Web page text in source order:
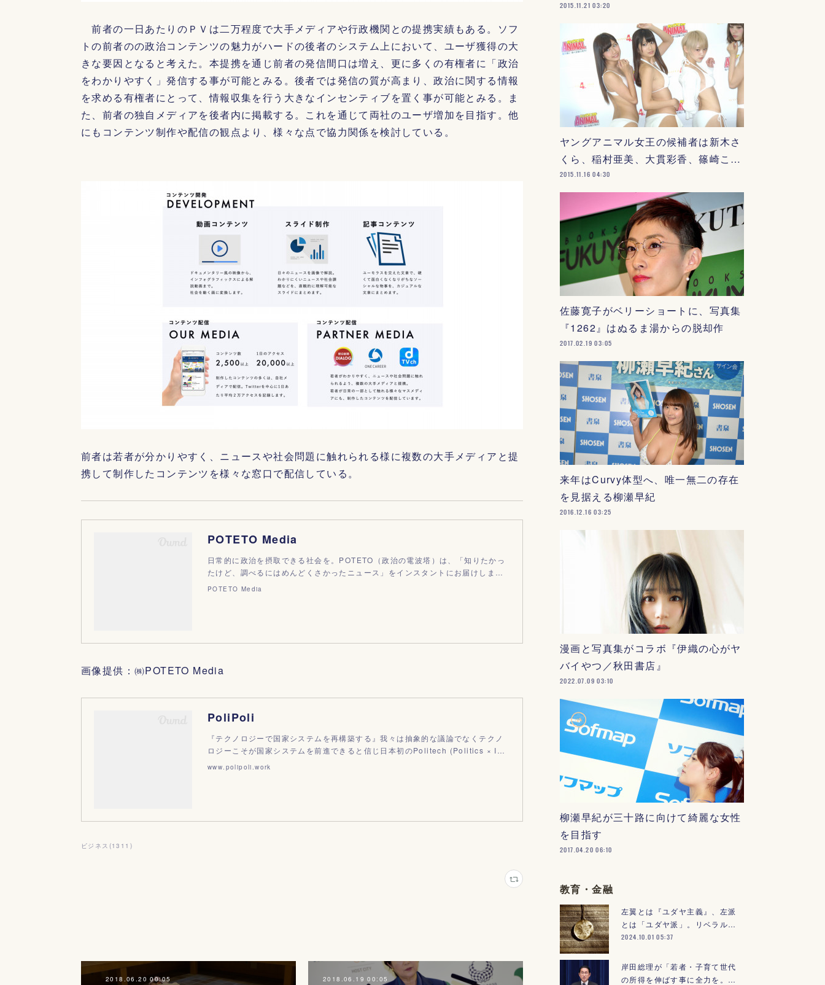
前者の一日あたりのＰＶは二万程度で大手メディアや行政機関との提携実績もある。ソフ
トの前者のの政治コンテンツの魅力がハードの後者のシステム上において、ユーザ獲得の大
きな要因となると考えた。本提携を通じ前者の発信間口は増え、更に多くの有権者に「政治
をわかりやすく」発信する事が可能とみる。後者では発信の質が高まり、政治に関する情報
を求める有権者にとって、情報収集を行う大きなインセンティブを置く事が可能とみる。ま
た、前者の独自メディアを後者内に掲載する。これを通じて両社のユーザ増加を目指す。他
にもコンテンツ制作や配信の観点より、様々な点で協力関係を検討している。
前者は若者が分かりやすく、ニュースや社会問題に触れられる様に複数の大手メディアと提
携して制作したコンテンツを様々な窓口で配信している。
POTETO Media
日常的に政治を摂取できる社会を。POTETO（政治の電波塔）は、「知りたかっ
たけど、調べるにはめんどくさかったニュース」をインスタントにお届けしま…
POTETO Media
画像提供：㈱POTETO Media
PoliPoli
『テクノロジーで国家システムを再構築する』我々は抽象的な議論でなくテクノ
ロジーこそが国家システムを前進できると信じ日本初のPolitech (Politics × I…
www.polipoli.work
ビジネス (1311 )
2018.06.20 00:05 2018.06.19 00:05
2015.11.21 03:20
ヤングアニマル女王の候補者は新木さ
くら、稲村亜美、大貫彩香、篠崎こ…
2015.11.16 04:30
佐藤寛子がベリーショートに、写真集
『1262』はぬるま湯からの脱却作
2017.02.19 03:05
来年はCurvy体型へ、唯一無二の存在
を見据える柳瀬早紀
2016.12.16 03:25
漫画と写真集がコラボ『伊織の心がヤ
バイやつ／秋田書店』
2022.07.09 03:10
柳瀬早紀が三十路に向けて綺麗な女性
を目指す
2017.04.20 06:10
教育・金融
左翼とは『ユダヤ主義』、左派
とは「ユダヤ派」。リベラル…
2024.10.01 05:37
岸田総理が「若者・子育て世代
の所得を伸ばす事に全力を。…